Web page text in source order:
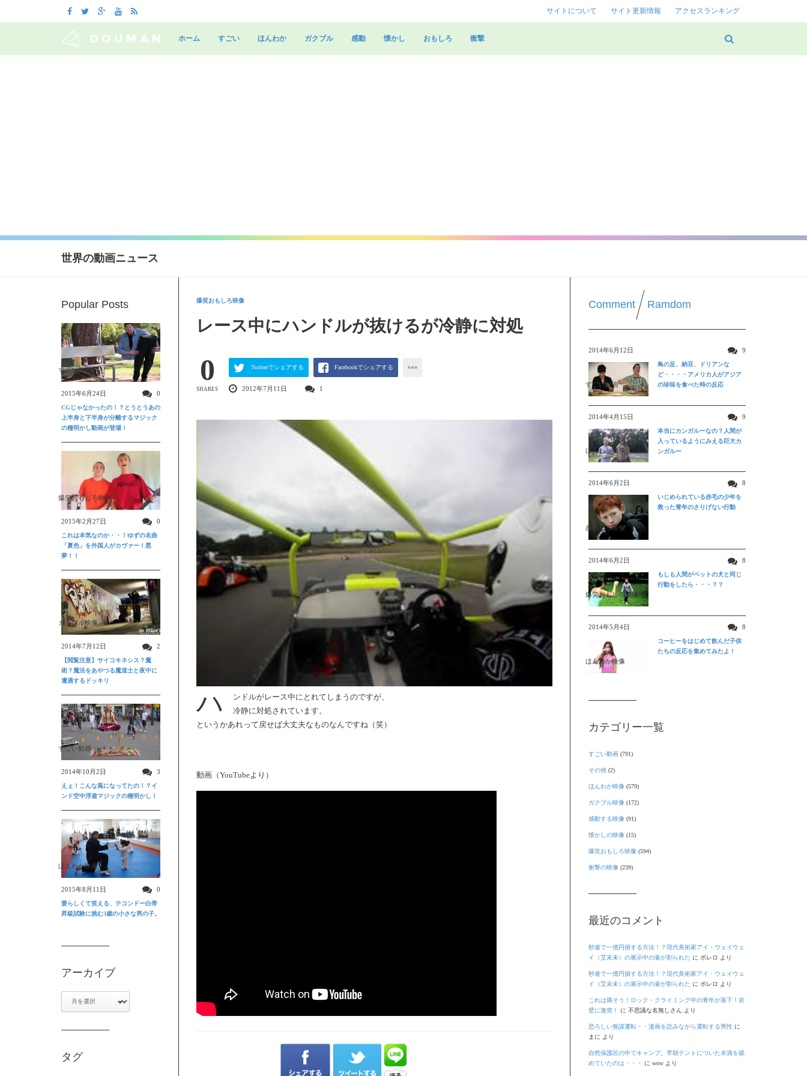
サイトについて サイト更新情報 アクセスランキング
to
ホーム すごい ほんわか ガクブル 感動 懐かし おもしろ 衝撃
世界の動画ニュース
爆笑おもしろ映像
レース中にハンドルが抜けるが冷静に対処
0
SHARES
Twitterでシェアする Facebookでシェアする
2012年7月11日 1
ハ
ンドルがレース中にとれてしまうのですが、
冷静に対処されています。
というかあれって戻せば大丈夫なものなんですね（笑）
動画（YouTubeより）
Comment Ramdom
2014年6月12日 9
すごい動画
鳥の足、納豆、ドリアンな
ど・・・・アメリカ人がアジア
の珍味を食べた時の反応
2014年4月15日 9
ほんわか映像
本当にカンガルーなの？人間が
入っているようにみえる巨大カ
ンガルー
2014年6月2日 8
感動する映像
いじめられている赤毛の少年を
救った青年のさりげない行動
2014年6月2日 8
爆笑おもしろ映像
もしも人間がペットの犬と同じ
行動をしたら・・・？？
2014年5月4日 8
ほんわか映像
コーヒーをはじめて飲んだ子供
たちの反応を集めてみたよ！
カテゴリー一覧
すごい動画 (791)
その他 (2)
ほんわか映像 (579)
ガクブル映像 (172)
感動する映像 (91)
懐かしの映像 (15)
爆笑おもしろ映像 (594)
衝撃の映像 (239)
最近のコメント
秒速で一億円損する方法！？現代美術家アイ・ウェイウェ
イ（艾未未）の展示中の壷が割られた に ボレロ より
秒速で一億円損する方法！？現代美術家アイ・ウェイウェ
イ（艾未未）の展示中の壷が割られた に ボレロ より
これは痛そう！ロック・クライミング中の青年が落下！岩
壁に激突！
に 不思議な名無しさん より
恐ろしい無謀運転・・漫画を読みながら運転する男性に
まに より
自然保護区の中でキャンプ。早朝テントについた水滴を舐
めていたのは・・・
に wowより
Popular Posts
すごい動画
2015年6月24日 0
CGじゃなかったの！？とうとうあの
上半身と下半身が分離するマジック
の種明かし動画が登場！
爆笑おもしろ映像
2015年2月27日 0
これは本気なのか・・！ゆずの名曲
「夏色」を外国人がカヴァー！悪
夢！！
ガクブル映像
2014年7月12日 2
【閲覧注意】サイコキネシス？魔
術？魔法をあやつる魔道士と夜中に
遭遇するドッキリ
すごい動画
2014年10月2日 3
えぇ！こんな風になってたの！？イ
ンド空中浮遊マジックの種明かし！
ほんわか映像
2015年8月11日 0
愛らしくて笑える、テコンドー白帯
昇級試験に挑む3歳の小さな男の子。
アーカイブ
タグ